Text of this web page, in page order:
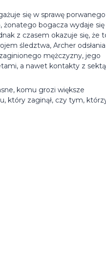
się w sprawę porwanego
żonatego bogacza wydaje się
z czasem okazuje się, że
śledztwa, Archer odsłania
mężczyzny, jego
a nawet kontakty z
komu grozi większe
który zaginął, czy tym,